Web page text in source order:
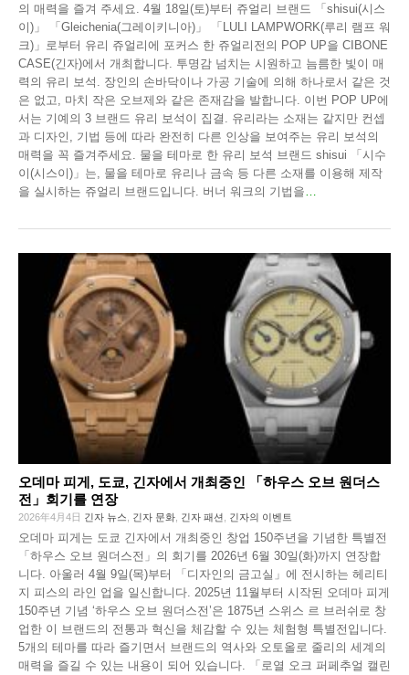
의 매력을 즐겨 주세요. 4월 18일(토)부터 쥬얼리 브랜드 「shisui(시스
이)」 「Gleichenia(그레이키니아)」 「LULI LAMPWORK(루리 램프 워
크)」로부터 유리 쥬얼리에 포커스 한 쥬얼리전의 POP UP을 CIBONE
CASE(긴자)에서 개최합니다. 투명감 넘치는 시원하고 늠름한 빛이 매
력의 유리 보석. 장인의 손바닥이나 가공 기술에 의해 하나로서 같은 것
은 없고, 마치 작은 오브제와 같은 존재감을 발합니다. 이번 POP UP에
서는 기예의 3 브랜드 유리 보석이 집결. 유리라는 소재는 같지만 컨셉
과 디자인, 기법 등에 따라 완전히 다른 인상을 보여주는 유리 보석의
매력을 꼭 즐겨주세요. 물을 테마로 한 유리 보석 브랜드 shisui 「시수
이(시스이)」는, 물을 테마로 유리나 금속 등 다른 소재를 이용해 제작
을 실시하는 쥬얼리 브랜드입니다. 버너 워크의 기법을
오데마 피게, 도쿄, 긴자에서 개최중인 「하우스 오브 원더스
전」회기를 연장
2026年4月4日 긴자 뉴스 긴자 문화 긴자 패션 긴자의 이벤트
오데마 피게는 도쿄 긴자에서 개최중인 창업 150주년을 기념한 특별전
「하우스 오브 원더스전」의 회기를 2026년 6월 30일(화)까지 연장합
니다. 아울러 4월 9일(목)부터 「디자인의 금고실」에 전시하는 헤리티
지 피스의 라인 업을 일신합니다. 2025년 11월부터 시작된 오데마 피게
150주년 기념 ‘하우스 오브 원더스전’은 1875년 스위스 르 브러쉬로 창
업한 이 브랜드의 전통과 혁신을 체감할 수 있는 체험형 특별전입니다.
5개의 테마를 따라 즐기면서 브랜드의 역사와 오토올로 줄리의 세계의
매력을 즐길 수 있는 내용이 되어 있습니다. 「로열 오크 퍼페추얼 캘린